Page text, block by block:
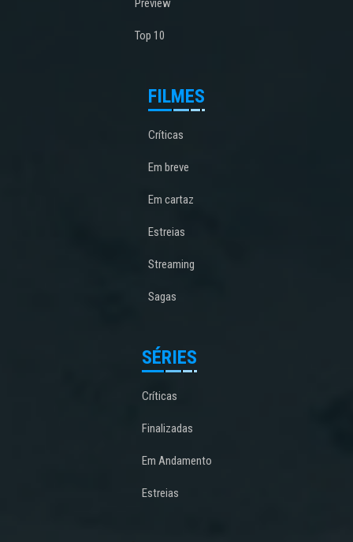
Preview
Top 10
FILMES
Críticas
Em breve
Em cartaz
Estreias
Streaming
Sagas
SÉRIES
Críticas
Finalizadas
Em Andamento
Estreias